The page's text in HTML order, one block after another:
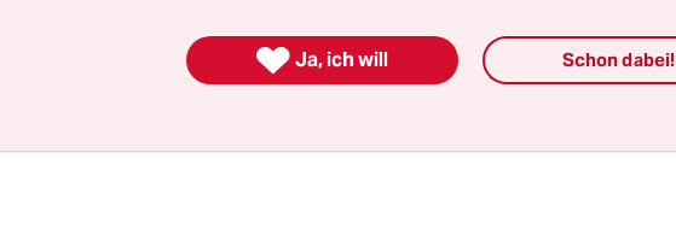
 Ja, ich will Schon dabei!